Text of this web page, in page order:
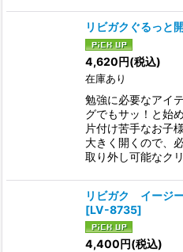
リビガクぐるっと
4,620円(税込)
在庫あり
勉強に必要なアイ
グでもサッ！と始
片付け苦手なお子
大きく開くので、
取り外し可能なク
リビガク イージ
[LV-8735]
4,400円(税込)